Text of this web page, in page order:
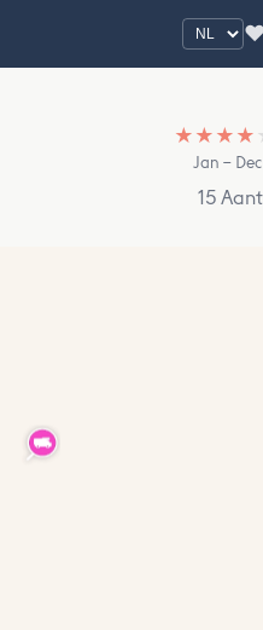
♥
★ ★ ★ ★
Jan – Dec
15